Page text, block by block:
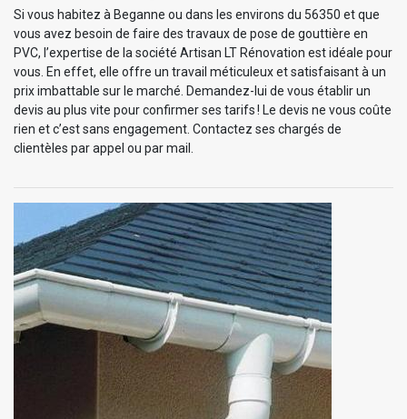
Si vous habitez à Beganne ou dans les environs du 56350 et que
vous avez besoin de faire des travaux de pose de gouttière en
PVC, l’expertise de la société Artisan LT Rénovation est idéale pour
vous. En effet, elle offre un travail méticuleux et satisfaisant à un
prix imbattable sur le marché. Demandez-lui de vous établir un
devis au plus vite pour confirmer ses tarifs ! Le devis ne vous coûte
rien et c’est sans engagement. Contactez ses chargés de
clientèles par appel ou par mail.